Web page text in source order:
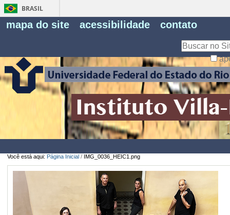
BRASIL
mapa do site acessibilidade contato
Você está aqui: Página Inicial / IMG_0036_HEIC1.png